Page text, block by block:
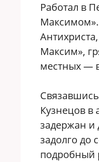
Работал в
Максимом».
Максим»,
местных —
Кузнецов в
задержан и
задолго до
подробный